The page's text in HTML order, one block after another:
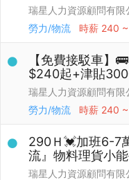
瑞星人力資源顧問有限
勞力/物流
時薪 240
【免費接駁車】
$240起+津貼
瑞星人力資源顧問有限
勞力/物流
時薪 240
290Ｈ💓加班6-7
流』物料理貨小
瑞星人力資源顧問有限